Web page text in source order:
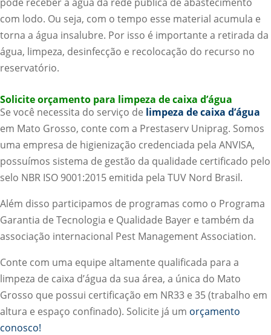
com lodo. Ou seja, com o tempo esse material acumula e
torna a água insalubre. Por isso é importante a retirada da
água, limpeza, desinfecção e recolocação do recurso no
reservatório.
Solicite orçamento para limpeza de caixa d’água
Se você necessita do serviço de limpeza de caixa d’água
em Mato Grosso, conte com a Prestaserv Uniprag. Somos
uma empresa de higienização credenciada pela ANVISA,
possuímos sistema de gestão da qualidade certificado pelo
selo NBR ISO 9001:2015 emitida pela TUV Nord Brasil.
Além disso participamos de programas como o Programa
Garantia de Tecnologia e Qualidade Bayer e também da
associação internacional Pest Management Association.
Conte com uma equipe altamente qualificada para a
limpeza de caixa d’água da sua área, a única do Mato
Grosso que possui certificação em NR33 e 35 (trabalho em
altura e espaço confinado). Solicite já um orçamento
conosco!